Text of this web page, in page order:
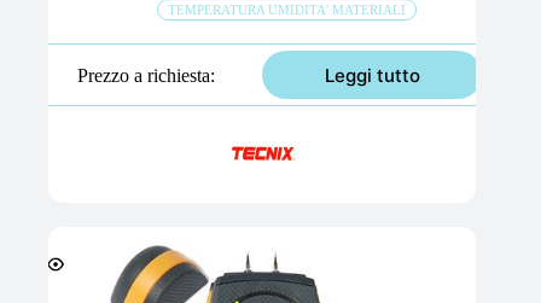
TEMPERATURA UMIDITA' MATERIALI
Prezzo a richiesta Leggi tutto